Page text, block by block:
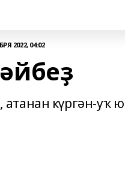
2022, 04:02
атанан күргән-